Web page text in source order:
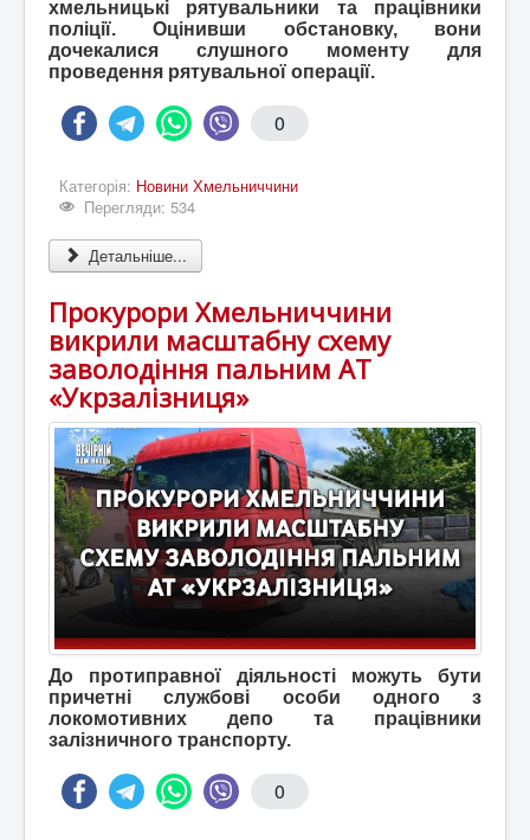
хмельницькі рятувальники та працівники
поліції. Оцінивши обстановку, вони
дочекалися слушного моменту для
проведення рятувальної операції.
0
Категорія: Новини Хмельниччини
Перегляди: 534
Детальніше...
Прокурори Хмельниччини
викрили масштабну схему
заволодіння пальним АТ
«Укрзалізниця»
До протиправної діяльності можуть бути
причетні службові особи одного з
локомотивних депо та працівники
залізничного транспорту.
0